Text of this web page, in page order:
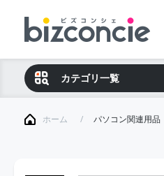
カテゴリ一覧
ホーム パソコン関連用品